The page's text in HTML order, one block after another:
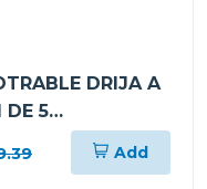
DRIJA A
DE 5
VITROCERAMICA
Add